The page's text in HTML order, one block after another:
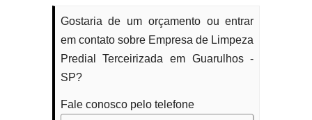
Gostaria de um orçamento ou entrar
em contato sobre Empresa de Limpeza
Predial Terceirizada em Guarulhos -
SP?
Fale conosco pelo telefone